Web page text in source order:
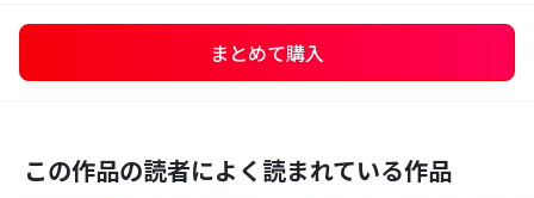
まとめて購入
この作品の読者によく読まれている作品